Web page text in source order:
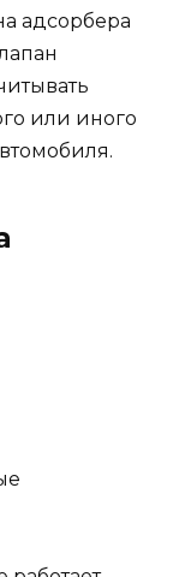
адсорбера
или иного